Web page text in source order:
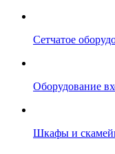
Сетчатое
Оборудование
Шкафы и